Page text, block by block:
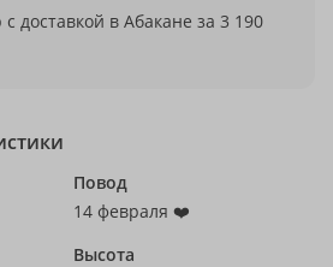
доставкой в Абакане за 3 190
Повод
14 февраля ❤️
Высота